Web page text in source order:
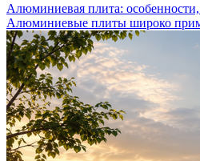
Алюминиевая плита:
Алюминиевые плиты широко